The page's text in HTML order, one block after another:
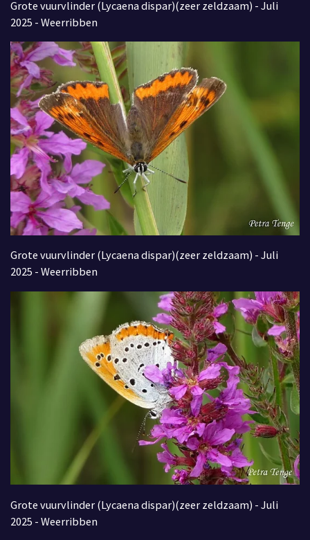
Grote vuurvlinder (Lycaena dispar)(zeer zeldzaam) - Juli
2025 - Weerribben
Grote vuurvlinder (Lycaena dispar)(zeer zeldzaam) - Juli
2025 - Weerribben
Grote vuurvlinder (Lycaena dispar)(zeer zeldzaam) - Juli
2025 - Weerribben